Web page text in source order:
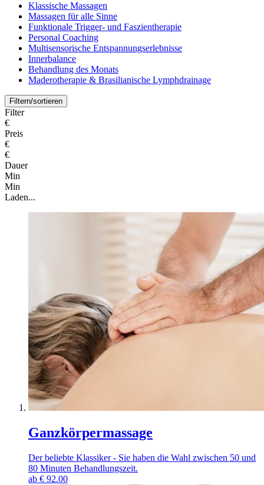
Klassische Massagen
Massagen für alle Sinne
Funktionale Trigger- und Faszientherapie
Personal Coaching
Multisensorische Entspannungserlebnisse
Innerbalance
Behandlung des Monats
Maderotherapie & Brasilianische Lymphdrainage
Filtern/sortieren
Filter
€
Preis
€
€
Dauer
Min
Min
Laden...
Ganzkörpermassage
Der beliebte Klassiker - Sie haben die Wahl zwischen 50 und
80 Minuten Behandlungszeit.
ab € 92.00